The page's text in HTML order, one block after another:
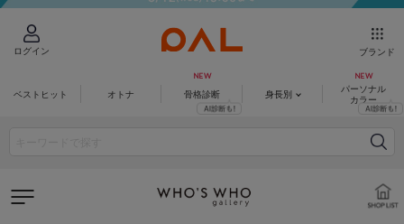
ログイン ブランド
ベストヒット オトナ 骨格診断 身長別
パーソナル
カラー